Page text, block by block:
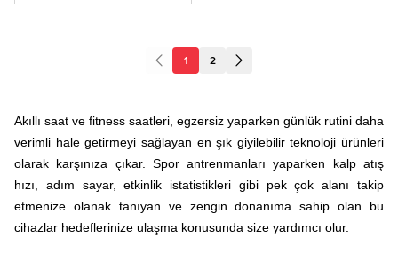
1 2
Akıllı saat ve fitness saatleri, egzersiz yaparken günlük rutini daha
verimli hale getirmeyi sağlayan en şık giyilebilir teknoloji ürünleri
olarak karşınıza çıkar. Spor antrenmanları yaparken kalp atış
hızı, adım sayar, etkinlik istatistikleri gibi pek çok alanı takip
etmenize olanak tanıyan ve zengin donanıma sahip olan bu
cihazlar hedeflerinize ulaşma konusunda size yardımcı olur.